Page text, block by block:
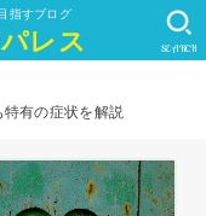
指すブログ
レス SEARCH
有の症状を解説